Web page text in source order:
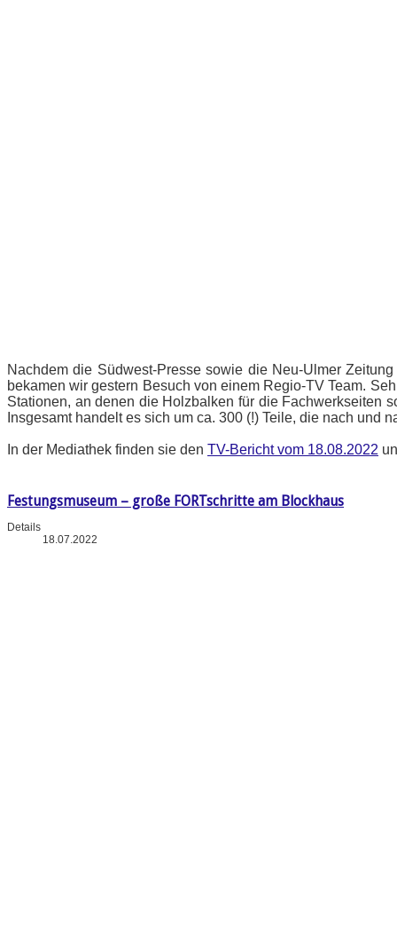
Nachdem die Südwest-Presse sowie die Neu-Ulmer
bekamen wir gestern Besuch von einem Regio-TV Team.
Stationen, an denen die Holzbalken für die Fachwerkseiten
Insgesamt handelt es sich um ca. 300 (!) Teile, die nach und
In der Mediathek finden sie den TV-Bericht vom 18.08.2022
Festungsmuseum – große FORTschritte am Blockhaus
Details
18.07.2022